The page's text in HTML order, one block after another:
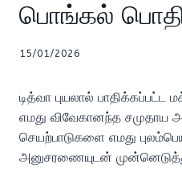
பொங்கல்
15/01/2026
டித்வா புயலால்
எமது விவேகானந்த சமுதாய
செயற்பாடுகளை எமது
அனுசரணையுடன்